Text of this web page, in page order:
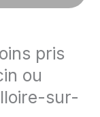
pris
ou
sur-